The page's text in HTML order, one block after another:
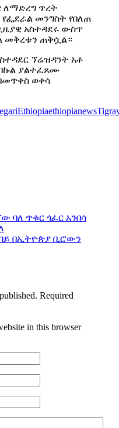
ጥረት
መንግስት የበለጠ
አስተዳደሩ ውስጥ
መቅረቱን ጠቅሷል።
ኘሬዝዳንት አቶ
ያልተፈጸሙ
ወቀሳ
Ethiopiaethiopianews
ባለ ጥቁር ጎፈር አንበሳ
በኢትዮጵያ ቢሮውን
Required
in this browser